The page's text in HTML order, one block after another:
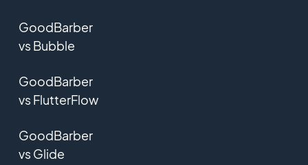
GoodBarber
vs Bubble
GoodBarber
vs FlutterFlow
GoodBarber
vs Glide